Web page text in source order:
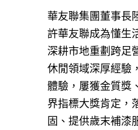
華友聯集團董事長
許華友聯成為懂生
深耕市地重劃跨足
休閒領域深厚經驗
體驗，屢獲金質獎
界指標大獎肯定，
固、提供歲末補漆